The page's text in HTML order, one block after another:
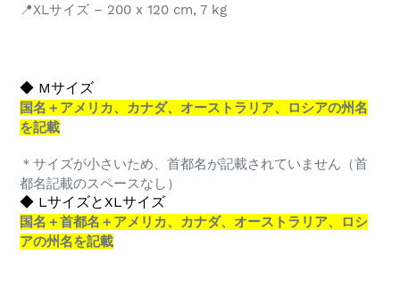
📍XLサイズ – 200 x 120 cm, 7 kg
◆ Mサイズ
国名＋アメリカ、カナダ、オーストラリア、ロシアの州名
を記載
＊サイズが小さいため、首都名が記載されていません（首
都名記載のスペースなし）
◆ LサイズとXLサイズ
国名＋首都名＋アメリカ、カナダ、オーストラリア、ロシ
アの州名を記載